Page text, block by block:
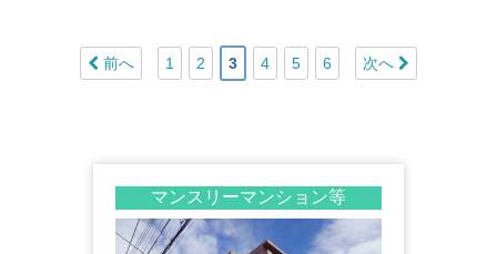
前へ 1 2 3 4 5 6 次へ
マンスリーマンション等